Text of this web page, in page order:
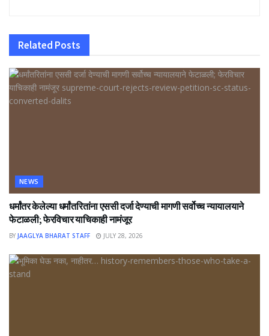
Related Posts
NEWS
धर्मांतर केलेल्या धर्मांतरितांना एससी दर्जा देण्याची मागणी सर्वोच्च न्यायालयाने
फेटाळली; फेरविचार याचिकाही नामंजूर
BY JAAGLYA BHARAT STAFF JULY 28, 2026